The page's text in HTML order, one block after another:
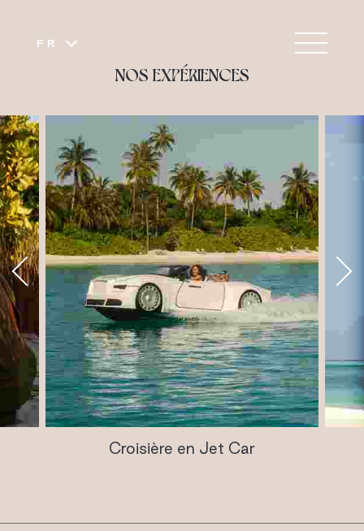
FR
NOS EXPÉRIENCES
Croisière en Jet Car